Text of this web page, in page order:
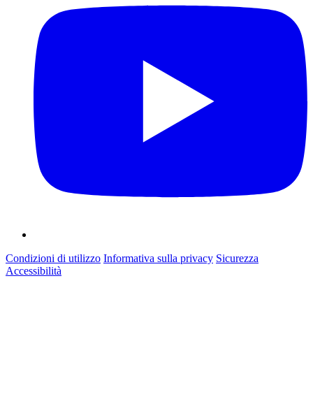
Condizioni di utilizzo Informativa sulla privacy Sicurezza
Accessibilità